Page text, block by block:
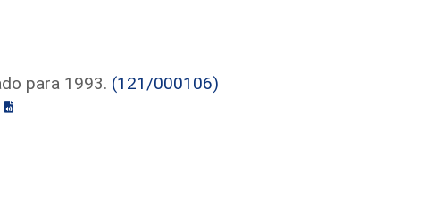
para 1993. (121/000106)